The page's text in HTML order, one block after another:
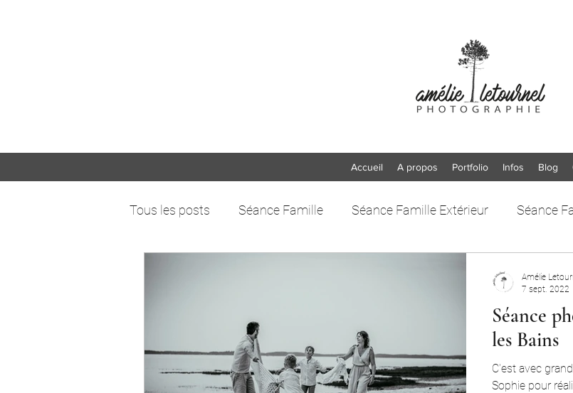
Accueil A propos Portfolio Infos Blog
Tous les posts Séance Famille Séance Famille Extérieur Séance
Séance
les Bains
C'est avec
Sophie pour
Amélie
7 sept. 2022